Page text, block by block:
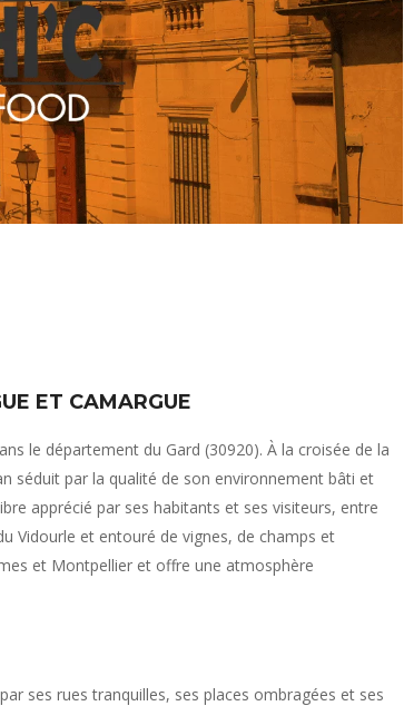
ET CAMARGUE
le département du Gard (30920). À la croisée de la
séduit par la qualité de son environnement bâti et
apprécié par ses habitants et ses visiteurs, entre
Vidourle et entouré de vignes, de champs et
et Montpellier et offre une atmosphère
ses rues tranquilles, ses places ombragées et ses